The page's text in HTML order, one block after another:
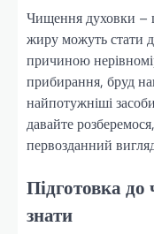
Чищення духовки –
жиру можуть стати
причиною
прибирання, бруд
найпотужніші
давайте
первозданний
Підготовка
знати